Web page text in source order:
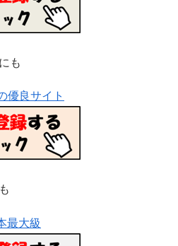
も
優良サイト
最大級